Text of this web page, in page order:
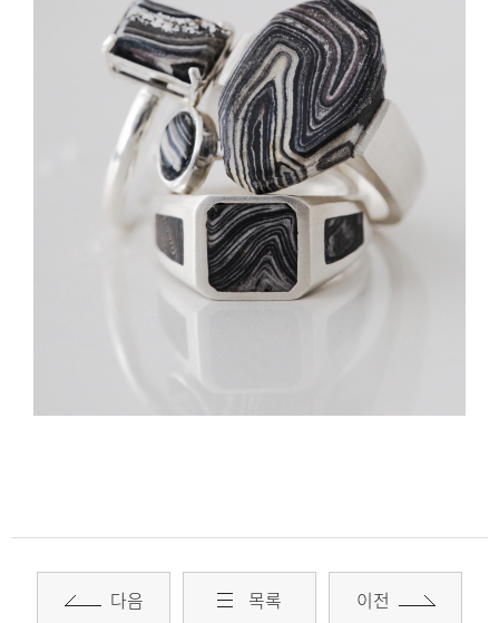
다음 목록 이전